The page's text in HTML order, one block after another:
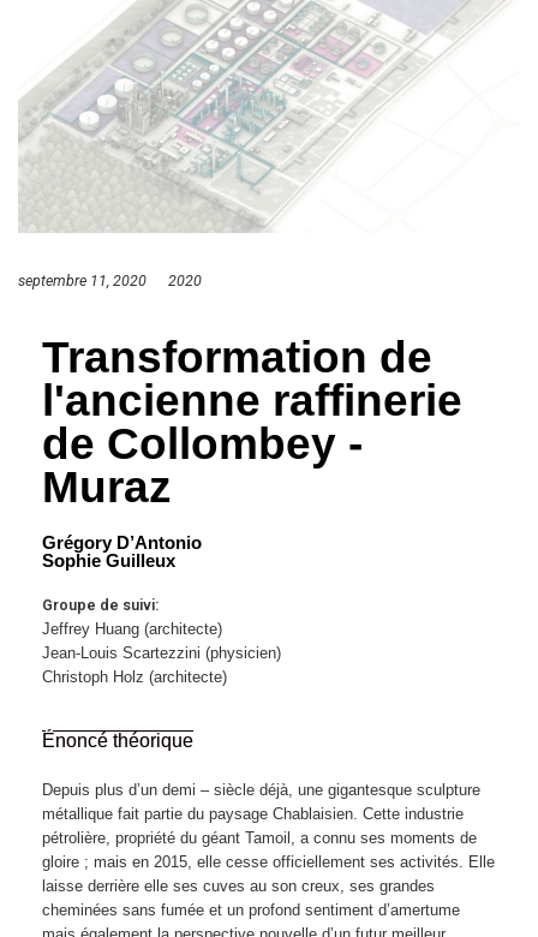
septembre 11, 2020 2020
Transformation de
l'ancienne raffinerie
de Collombey -
Muraz
Grégory D’Antonio
Sophie Guilleux
Groupe de suivi:
Jeffrey Huang (architecte)
Jean-Louis Scartezzini (physicien)
Christoph Holz (architecte)
Énoncé théorique
Depuis plus d’un demi – siècle déjà, une gigantesque sculpture
métallique fait partie du paysage Chablaisien. Cette industrie
pétrolière, propriété du géant Tamoil, a connu ses moments de
gloire ; mais en 2015, elle cesse officiellement ses activités. Elle
laisse derrière elle ses cuves au son creux, ses grandes
cheminées sans fumée et un profond sentiment d’amertume